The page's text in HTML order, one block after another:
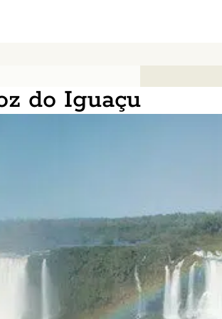
do Iguaçu